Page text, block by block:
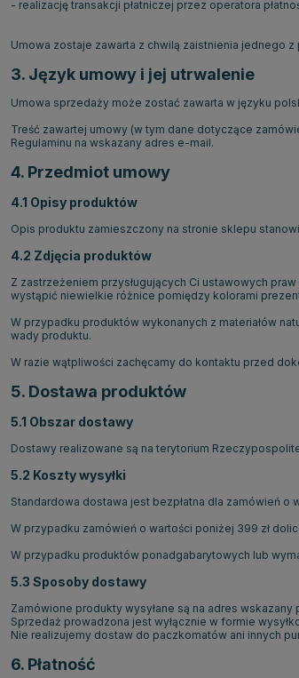
- realizację transakcji płatniczej przez operatora
Umowa zostaje zawarta z chwilą zaistnienia jednego
3. Język umowy i jej utrwalenie
Umowa sprzedaży może zostać zawarta w języku
Treść zawartej umowy (w tym dane dotyczące
Regulaminu na wskazany adres e-mail.
4. Przedmiot umowy
4.1 Opisy produktów
Opis produktu zamieszczony na stronie sklepu
4.2 Zdjęcia produktów
Z zastrzeżeniem przysługujących Ci ustawowych
wystąpić niewielkie różnice pomiędzy kolorami
W przypadku produktów wykonanych z materiałów
wady produktu.
W razie wątpliwości zachęcamy do kontaktu przed
5. Dostawa produktów
5.1 Obszar dostawy
Dostawy realizowane są na terytorium
5.2 Koszty wysyłki
Standardowa dostawa jest bezpłatna dla zamówień o
W przypadku zamówień o wartości poniżej 399 zł
W przypadku produktów ponadgabarytowych lub
5.3 Sposoby dostawy
Zamówione produkty wysyłane są na adres
Sprzedaż prowadzona jest wyłącznie w formie
Nie realizujemy dostaw do paczkomatów ani innych
6. Płatność